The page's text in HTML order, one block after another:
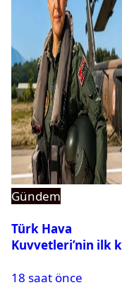
Gündem
Türk Hava
Kuvvetleri’nin ilk
Karapınar hakkında
18 saat önce